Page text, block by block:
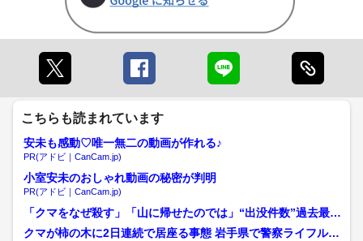
こちらも読まれています
安未も感動♡唯一無二の動画が作れる♪
PR(アドビ｜CanCam.jp)
小室安未のおしゃれ動画の秘密が判明
PR(アドビ｜CanCam.jp)
「クマをなぜ殺す」「山に帰せたのでは」“出没件数”過去最多
の新潟 “最大級の警戒...
クマが柿の木に2日連続で居座る事態 岩手県で警察ライフル銃